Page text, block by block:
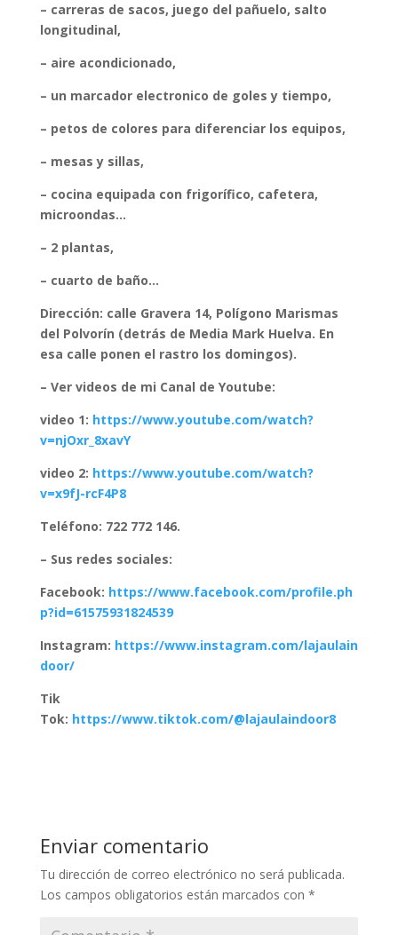
– carreras de sacos, juego del pañuelo, salto
longitudinal,
– aire acondicionado,
– un marcador electronico de goles y tiempo,
– petos de colores para diferenciar los equipos,
– mesas y sillas,
– cocina equipada con frigorífico, cafetera,
microondas…
– 2 plantas,
– cuarto de baño…
Dirección: calle Gravera 14, Polígono Marismas
del Polvorín (detrás de Media Mark Huelva. En
esa calle ponen el rastro los domingos).
– Ver videos de mi Canal de Youtube:
video 1: https://www.youtube.com/watch?
v=njOxr_8xavY
video 2: https://www.youtube.com/watch?
v=x9fJ-rcF4P8
Teléfono: 722 772 146.
– Sus redes sociales:
Facebook: https://www.facebook.com/profile.ph
p?id=61575931824539
Instagram: https://www.instagram.com/lajaulain
door/
Tik
Tok: https://www.tiktok.com/@lajaulaindoor8
Enviar comentario
Tu dirección de correo electrónico no será publicada.
Los campos obligatorios están marcados con *